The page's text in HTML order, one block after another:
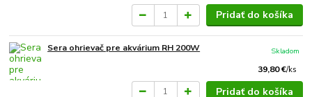
Pridať do košíka
Sera ohrievač pre akvárium RH 200W
39,80 €/ks
Skladom
Pridať do košíka